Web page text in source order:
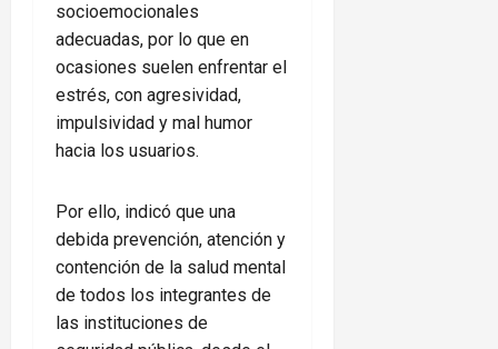
socioemocionales
adecuadas, por lo que en
ocasiones suelen enfrentar el
estrés, con agresividad,
impulsividad y mal humor
hacia los usuarios.
Por ello, indicó que una
debida prevención, atención y
contención de la salud mental
de todos los integrantes de
las instituciones de